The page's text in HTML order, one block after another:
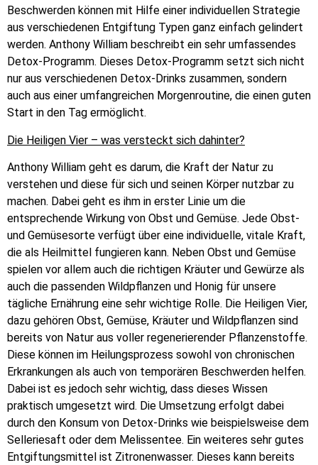
Beschwerden können mit Hilfe einer individuellen Strategie
aus verschiedenen Entgiftung Typen ganz einfach gelindert
werden. Anthony William beschreibt ein sehr umfassendes
Detox-Programm. Dieses Detox-Programm setzt sich nicht
nur aus verschiedenen Detox-Drinks zusammen, sondern
auch aus einer umfangreichen Morgenroutine, die einen guten
Start in den Tag ermöglicht.
Die Heiligen Vier – was versteckt sich dahinter?
Anthony William geht es darum, die Kraft der Natur zu
verstehen und diese für sich und seinen Körper nutzbar zu
machen. Dabei geht es ihm in erster Linie um die
entsprechende Wirkung von Obst und Gemüse. Jede Obst-
und Gemüsesorte verfügt über eine individuelle, vitale Kraft,
die als Heilmittel fungieren kann. Neben Obst und Gemüse
spielen vor allem auch die richtigen Kräuter und Gewürze als
auch die passenden Wildpflanzen und Honig für unsere
tägliche Ernährung eine sehr wichtige Rolle. Die Heiligen Vier,
dazu gehören Obst, Gemüse, Kräuter und Wildpflanzen sind
bereits von Natur aus voller regenerierender Pflanzenstoffe.
Diese können im Heilungsprozess sowohl von chronischen
Erkrankungen als auch von temporären Beschwerden helfen.
Dabei ist es jedoch sehr wichtig, dass dieses Wissen
praktisch umgesetzt wird. Die Umsetzung erfolgt dabei
durch den Konsum von Detox-Drinks wie beispielsweise dem
Selleriesaft oder dem Melissentee. Ein weiteres sehr gutes
Entgiftungsmittel ist Zitronenwasser. Dieses kann bereits